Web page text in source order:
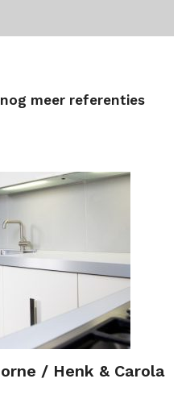
meer referenties
/ Henk & Carola